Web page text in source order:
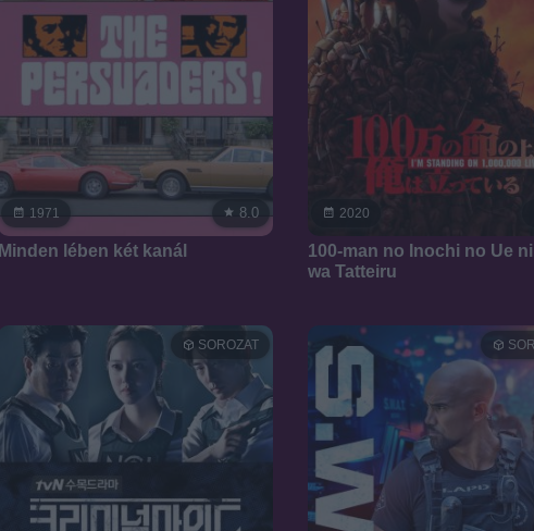
1971 8.0
Minden lében két kanál
2020
100-man no Inochi no Ue ni
wa Tatteiru
SOROZAT